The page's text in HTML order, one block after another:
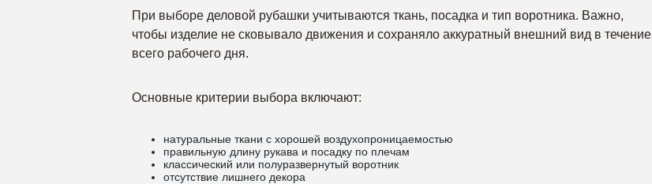
При выборе деловой рубашки учитываются ткань, посадка и тип воротника. Важно,
чтобы изделие не сковывало движения и сохраняло аккуратный внешний вид в течение
всего рабочего дня.
Основные критерии выбора включают:
натуральные ткани с хорошей воздухопроницаемостью
правильную длину рукава и посадку по плечам
классический или полуразвернутый воротник
отсутствие лишнего декора